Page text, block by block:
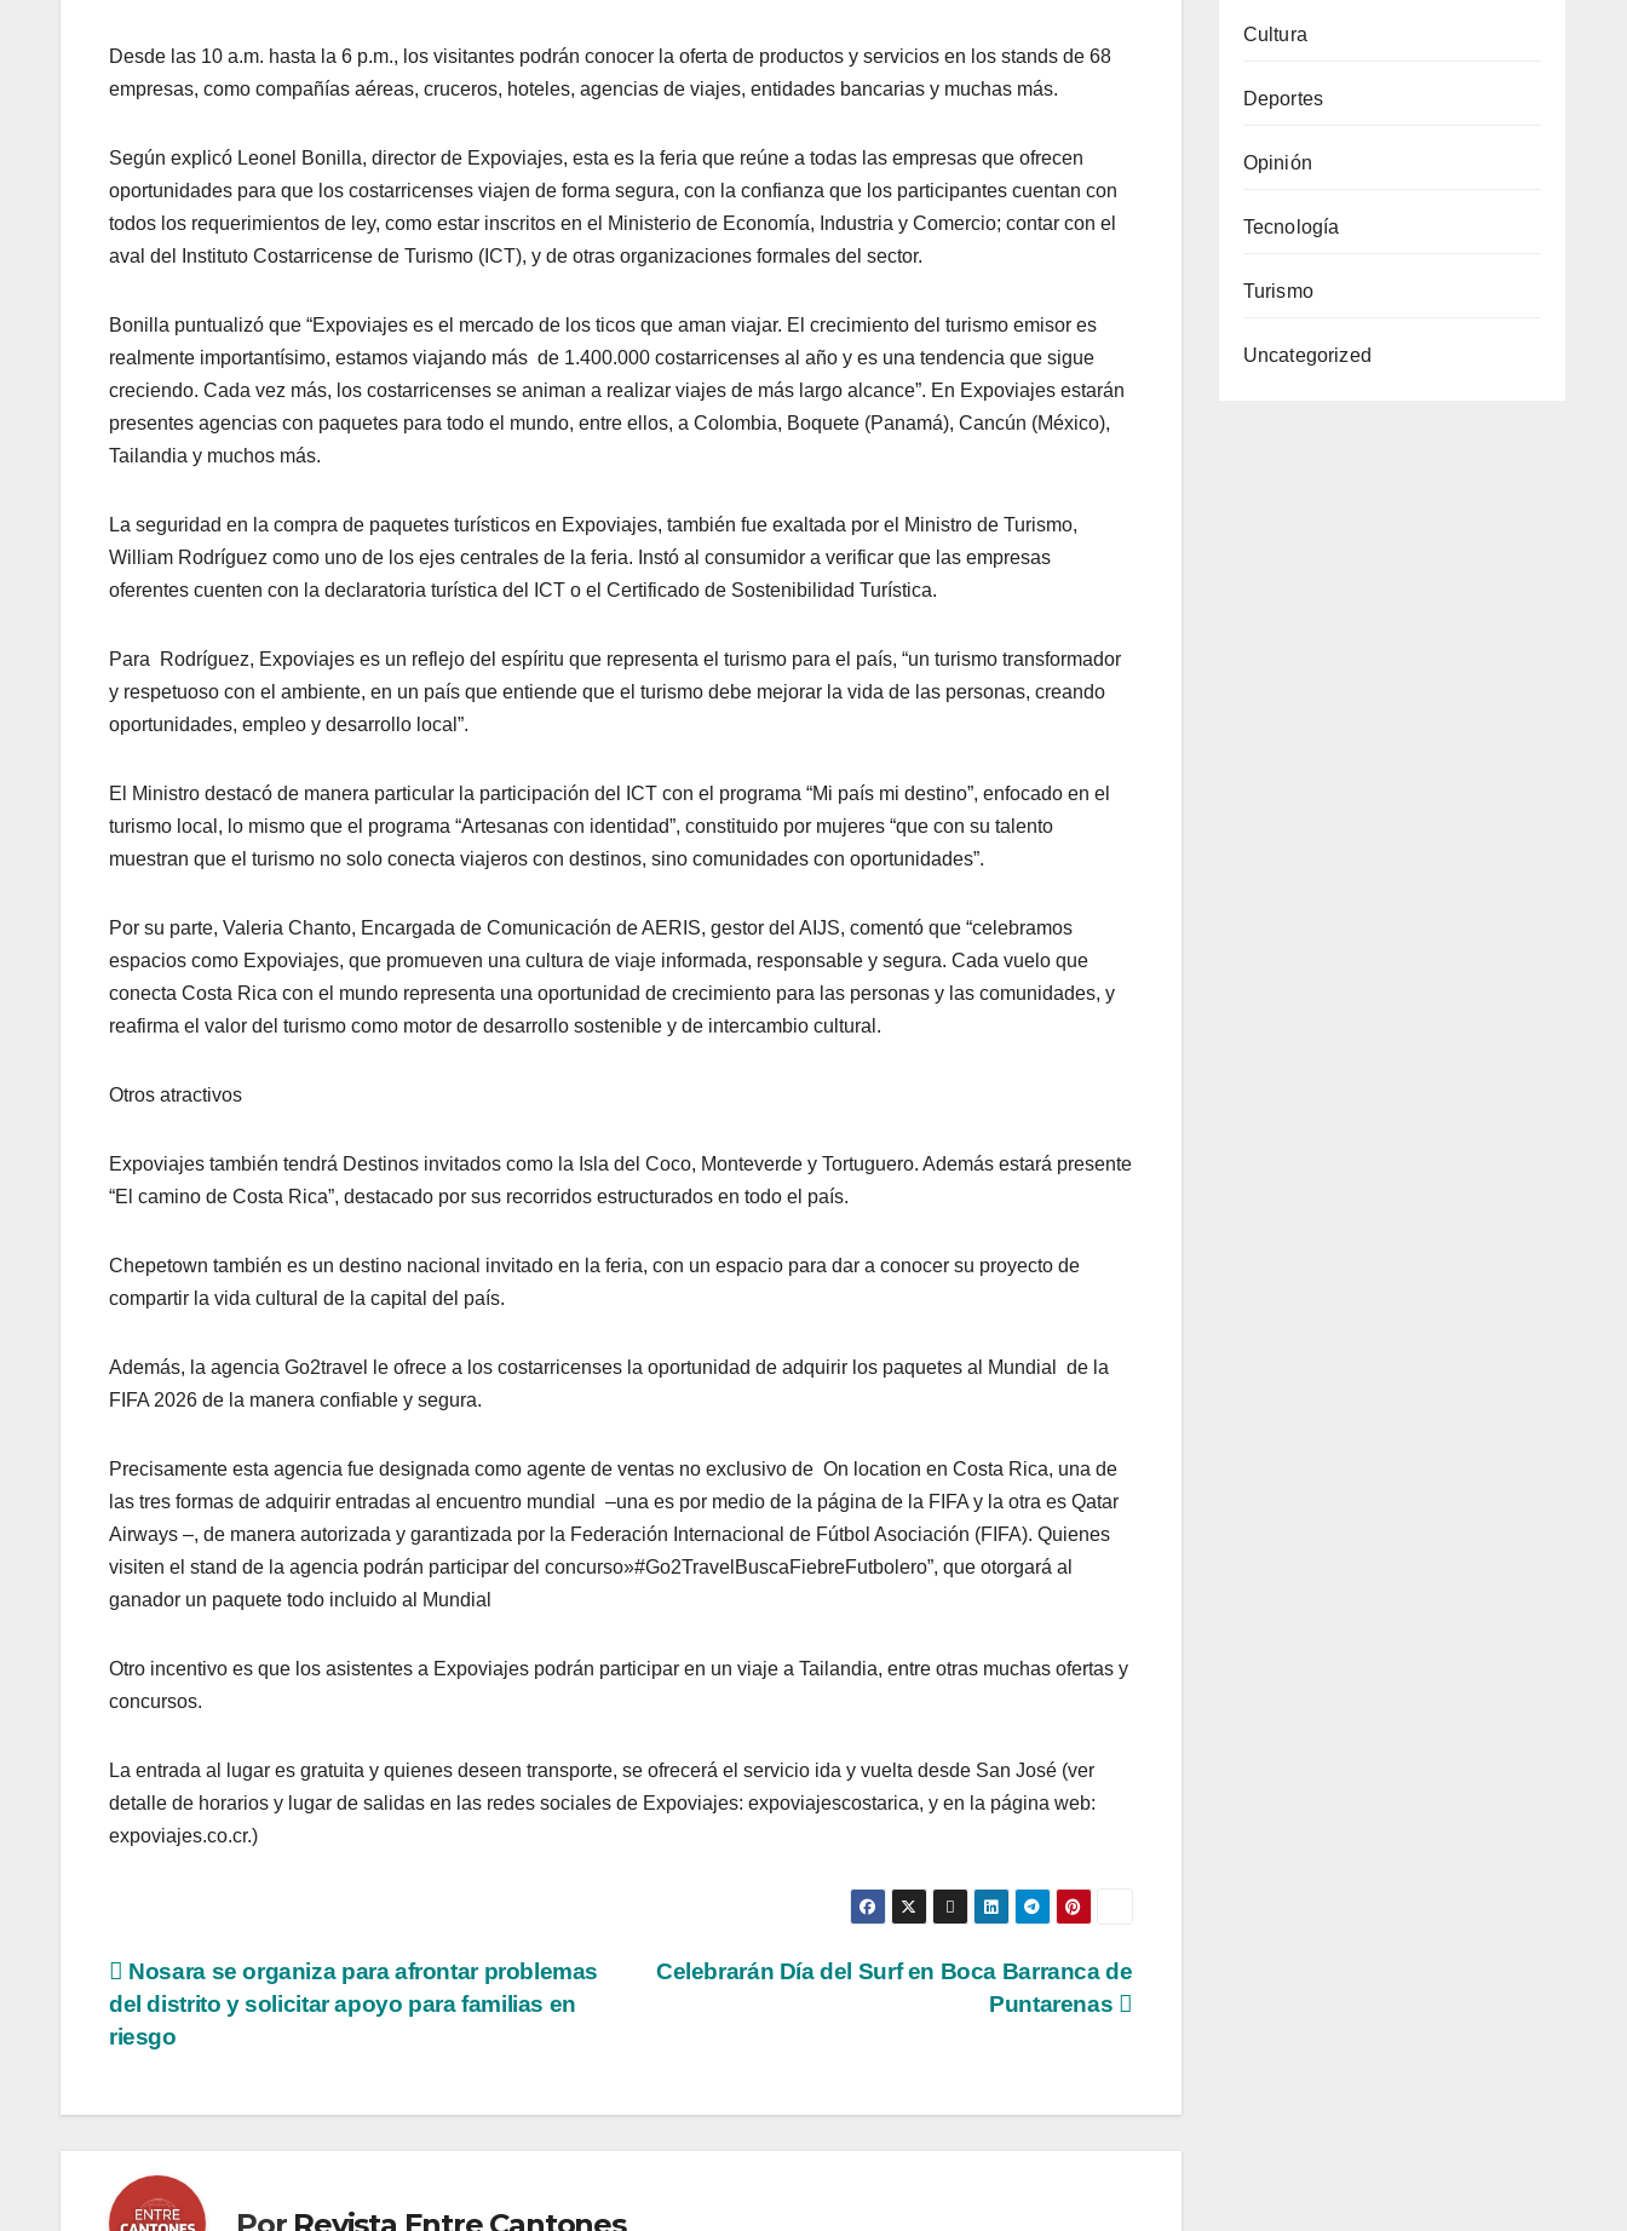
Desde las 10 a.m. hasta la 6 p.m., los visitantes podrán conocer la oferta de productos y servicios en los stands de 68
empresas, como compañías aéreas, cruceros, hoteles, agencias de viajes, entidades bancarias y muchas más.
Según explicó Leonel Bonilla, director de Expoviajes, esta es la feria que reúne a todas las empresas que ofrecen
oportunidades para que los costarricenses viajen de forma segura, con la confianza que los participantes cuentan con
todos los requerimientos de ley, como estar inscritos en el Ministerio de Economía, Industria y Comercio; contar con el
aval del Instituto Costarricense de Turismo (ICT), y de otras organizaciones formales del sector.
Bonilla puntualizó que “Expoviajes es el mercado de los ticos que aman viajar. El crecimiento del turismo emisor es
realmente importantísimo, estamos viajando más de 1.400.000 costarricenses al año y es una tendencia que sigue
creciendo. Cada vez más, los costarricenses se animan a realizar viajes de más largo alcance”. En Expoviajes estarán
presentes agencias con paquetes para todo el mundo, entre ellos, a Colombia, Boquete (Panamá), Cancún (México),
Tailandia y muchos más.
La seguridad en la compra de paquetes turísticos en Expoviajes, también fue exaltada por el Ministro de Turismo,
William Rodríguez como uno de los ejes centrales de la feria. Instó al consumidor a verificar que las empresas
oferentes cuenten con la declaratoria turística del ICT o el Certificado de Sostenibilidad Turística.
Para Rodríguez, Expoviajes es un reflejo del espíritu que representa el turismo para el país, “un turismo transformador
y respetuoso con el ambiente, en un país que entiende que el turismo debe mejorar la vida de las personas, creando
oportunidades, empleo y desarrollo local”.
El Ministro destacó de manera particular la participación del ICT con el programa “Mi país mi destino”, enfocado en el
turismo local, lo mismo que el programa “Artesanas con identidad”, constituido por mujeres “que con su talento
muestran que el turismo no solo conecta viajeros con destinos, sino comunidades con oportunidades”.
Por su parte, Valeria Chanto, Encargada de Comunicación de AERIS, gestor del AIJS, comentó que “celebramos
espacios como Expoviajes, que promueven una cultura de viaje informada, responsable y segura. Cada vuelo que
conecta Costa Rica con el mundo representa una oportunidad de crecimiento para las personas y las comunidades, y
reafirma el valor del turismo como motor de desarrollo sostenible y de intercambio cultural.
Otros atractivos
Expoviajes también tendrá Destinos invitados como la Isla del Coco, Monteverde y Tortuguero. Además estará presente
“El camino de Costa Rica”, destacado por sus recorridos estructurados en todo el país.
Chepetown también es un destino nacional invitado en la feria, con un espacio para dar a conocer su proyecto de
compartir la vida cultural de la capital del país.
Además, la agencia Go2travel le ofrece a los costarricenses la oportunidad de adquirir los paquetes al Mundial de la
FIFA 2026 de la manera confiable y segura.
Precisamente esta agencia fue designada como agente de ventas no exclusivo de On location en Costa Rica, una de
las tres formas de adquirir entradas al encuentro mundial –una es por medio de la página de la FIFA y la otra es Qatar
Airways –, de manera autorizada y garantizada por la Federación Internacional de Fútbol Asociación (FIFA). Quienes
visiten el stand de la agencia podrán participar del concurso»#Go2TravelBuscaFiebreFutbolero”, que otorgará al
ganador un paquete todo incluido al Mundial
Otro incentivo es que los asistentes a Expoviajes podrán participar en un viaje a Tailandia, entre otras muchas ofertas y
concursos.
La entrada al lugar es gratuita y quienes deseen transporte, se ofrecerá el servicio ida y vuelta desde San José (ver
detalle de horarios y lugar de salidas en las redes sociales de Expoviajes: expoviajescostarica, y en la página web:
expoviajes.co.cr.)
Navegación
de
Celebrarán Día del Surf en Boca Barranca de
Puntarenas
Nosara se organiza para afrontar problemas
del distrito y solicitar apoyo para familias en
riesgo
Por Revista Entre Cantones
Cultura
Deportes
Opinión
Tecnología
Turismo
Uncategorized